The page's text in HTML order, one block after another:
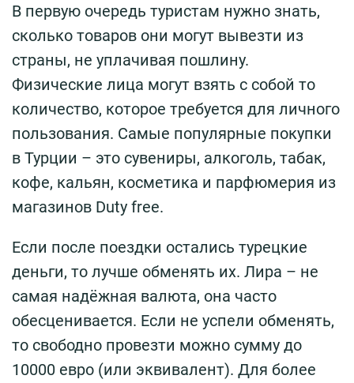
В первую очередь туристам нужно знать,
сколько товаров они могут вывезти из
страны, не уплачивая пошлину.
Физические лица могут взять с собой то
количество, которое требуется для личного
пользования. Самые популярные покупки
в Турции – это сувениры, алкоголь, табак,
кофе, кальян, косметика и парфюмерия из
магазинов Duty free.
Если после поездки остались турецкие
деньги, то лучше обменять их. Лира – не
самая надёжная валюта, она часто
обесценивается. Если не успели обменять,
то свободно провезти можно сумму до
10000 евро (или эквивалент). Для более